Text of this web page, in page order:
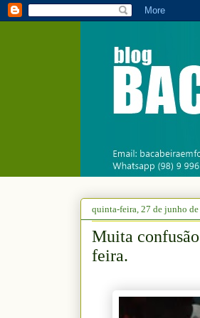
quinta-feira, 27 de junho
Muita
feira.